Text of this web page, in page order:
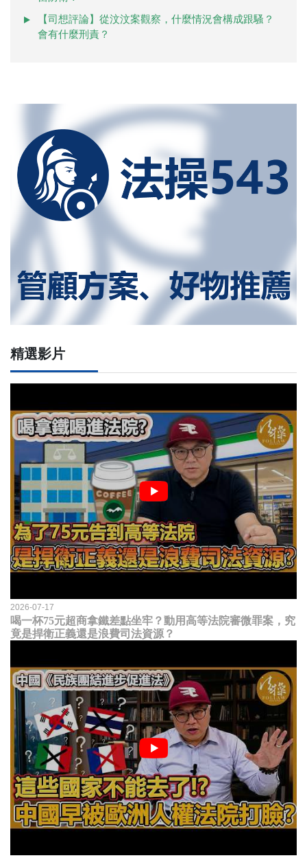
【司想評論】從汶汶案觀察，什麼情況會構成跟騷？
會有什麼刑責？
精選影片
2026-07-17
喝一杯75元超商拿鐵差點坐牢？動用高等法院審微罪案，究
竟是捍衛正義還是浪費司法資源？